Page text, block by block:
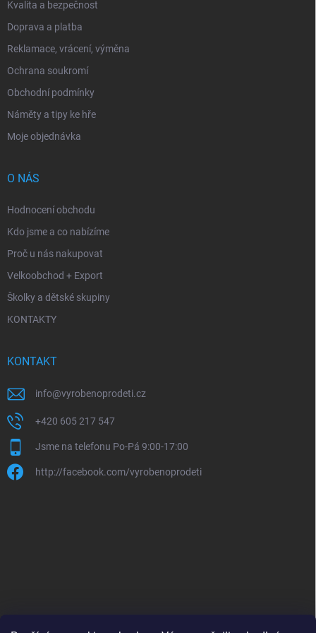
Kvalita a bezpečnost
Doprava a platba
Reklamace, vrácení, výměna
Ochrana soukromí
Obchodní podmínky
Náměty a tipy ke hře
Moje objednávka
O NÁS
Hodnocení obchodu
Kdo jsme a co nabízíme
Proč u nás nakupovat
Velkoobchod + Export
Školky a dětské skupiny
KONTAKTY
KONTAKT
info@vyrobenoprodeti.cz
+420 605 217 547
Jsme na telefonu Po-Pá 9:00-17:00
http://facebook.com/vyrobenoprodeti